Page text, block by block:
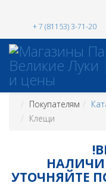
+ 7 (81153) 3-71-20
Покупателям
Клещи
УТОЧНЯЙТЕ ПО